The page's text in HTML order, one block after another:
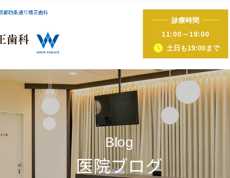
都四条通り矯正歯科
診療時間
11:00～19:00
土日も19:00まで
Blog
医院ブログ
iTero（アイテロ）
矯正（床矯正・マウスピース矯正）
歯ぐきピーリング ホットリップエス